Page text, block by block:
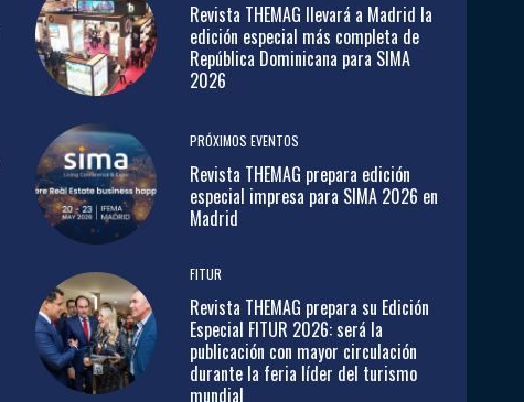
Revista THEMAG llevará a Madrid la
edición especial más completa de
República Dominicana para SIMA
2026
PRÓXIMOS EVENTOS
Revista THEMAG prepara edición
especial impresa para SIMA 2026 en
Madrid
FITUR
Revista THEMAG prepara su Edición
Especial FITUR 2026: será la
publicación con mayor circulación
durante la feria líder del turismo
mundial